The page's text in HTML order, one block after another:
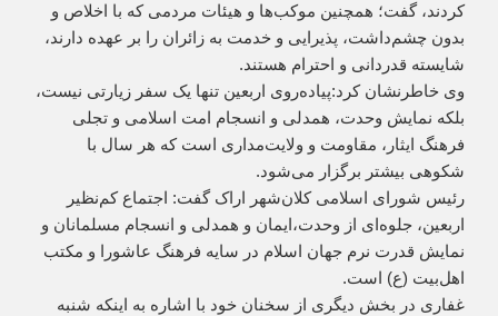
کردند، گفت؛ همچنین موکب‌ها و هیئات مردمی که با اخلاص و
بدون چشم‌داشت، پذیرایی و خدمت به زائران را بر عهده دارند،
شایسته قدردانی و احترام‌ هستند.
وی خاطرنشان کرد:پیاده‌روی اربعین تنها یک سفر زیارتی نیست،
بلکه نمایش وحدت، همدلی و انسجام امت اسلامی و تجلی
فرهنگ ایثار، مقاومت و ولایت‌مداری است که هر سال با
شکوهی بیشتر برگزار می‌شود.
رئیس شورای اسلامی کلان‌شهر اراک گفت: اجتماع کم‌نظیر
اربعین، جلوه‌ای از وحدت،ایمان و همدلی و انسجام مسلمانان و
نمایش قدرت نرم جهان اسلام در سایه فرهنگ عاشورا و مکتب
اهل‌بیت (ع) است.
غفاری در بخش دیگری از سخنان خود با اشاره به اینکه شنبه